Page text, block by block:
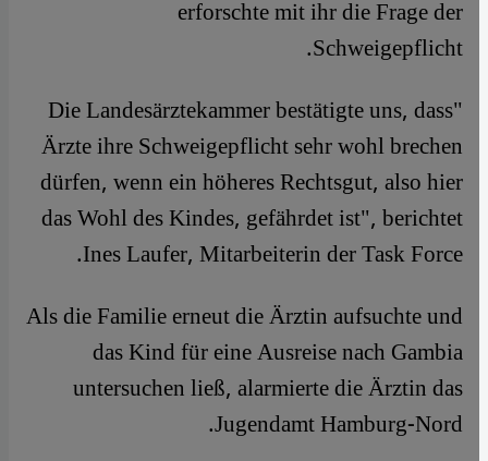
erforschte mit ihr die Frage der
Schweigepflicht.
"Die Landesärztekammer bestätigte uns, dass
Ärzte ihre Schweigepflicht sehr wohl brechen
dürfen, wenn ein höheres Rechtsgut, also hier
das Wohl des Kindes, gefährdet ist", berichtet
Ines Laufer, Mitarbeiterin der Task Force.
Als die Familie erneut die Ärztin aufsuchte und
das Kind für eine Ausreise nach Gambia
untersuchen ließ, alarmierte die Ärztin das
Jugendamt Hamburg-Nord.